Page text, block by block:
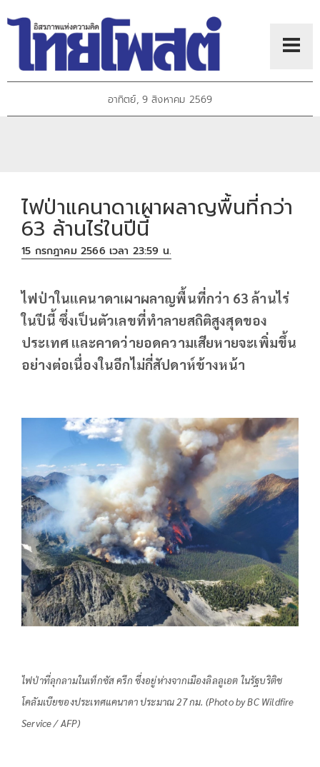
อาทิตย์, 9 สิงหาคม 2569
ไฟป่าแคนาดาเผาผลาญพื้นที่กว่า
63 ล้านไร่ในปีนี้
15 กรกฎาคม 2566 เวลา 23:59 น.
ไฟป่าในแคนาดาเผาผลาญพื้นที่กว่า 63 ล้านไร่
ในปีนี้ ซึ่งเป็นตัวเลขที่ทำลายสถิติสูงสุดของ
ประเทศ และคาดว่ายอดความเสียหายจะเพิ่มขึ้น
อย่างต่อเนื่องในอีกไม่กี่สัปดาห์ข้างหน้า
ไฟป่าที่ลุกลามในเท็กซัส ครีก ซึ่งอยู่ห่างจากเมืองลิลลูเอต ในรัฐบริติช
โคลัมเบียของประเทศแคนาดา ประมาณ 27 กม. (Photo by BC Wildfire
Service / AFP)